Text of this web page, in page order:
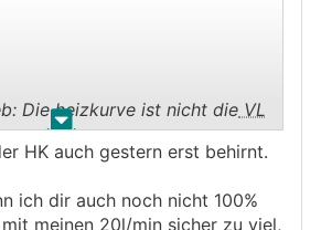
. .
Die heizkurve ist nicht die VL
macht das jetzt schon wieder
HK auch gestern erst behirnt.
ich dir auch noch nicht 100%
meinen 20l/min sicher zu viel,